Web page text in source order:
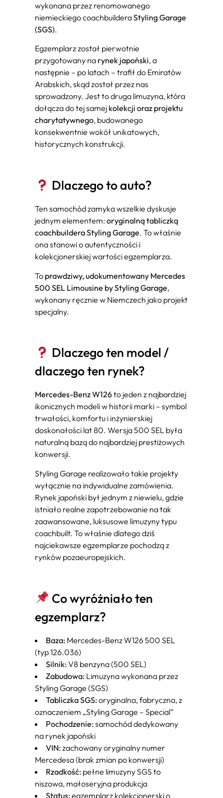
wykonana przez renomowanego
niemieckiego coachbuilderaStyling Garage
(SGS).
Egzemplarz został pierwotnie
przygotowany na rynek japoński, a
następnie – po latach – trafił do Emiratów
Arabskich, skąd został przez nas
sprowadzony. Jest to druga limuzyna, która
dołącza do tej samej kolekcji oraz projektu
charytatywnego, budowanego
konsekwentnie wokół unikatowych,
historycznych konstrukcji.
Dlaczego to auto?
Ten samochód zamyka wszelkie dyskusje
jednym elementem: oryginalną tabliczką
coachbuildera Styling Garage. To właśnie
ona stanowi o autentyczności i
kolekcjonerskiej wartości egzemplarza.
To prawdziwy, udokumentowany Mercedes
500 SEL Limousine by Styling Garage,
wykonany ręcznie w Niemczech jako projekt
specjalny.
Dlaczego ten model /
dlaczego ten rynek?
Mercedes-Benz W126to jeden z najbardziej
ikonicznych modeli w historii marki – symbol
trwałości, komfortu i inżynierskiej
doskonałości lat 80. Wersja 500 SEL była
naturalną bazą do najbardziej prestiżowych
konwersji.
Styling Garage realizowało takie projekty
wyłącznie na indywidualne zamówienia.
Rynek japoński był jednym z niewielu, gdzie
istniało realne zapotrzebowanie na tak
zaawansowane, luksusowe limuzyny typu
coachbuilt. To właśnie dlatego dziś
najciekawsze egzemplarze pochodzą z
rynków pozaeuropejskich.
Co wyróżniało ten
egzemplarz?
Baza: Mercedes-Benz W126 500 SEL
(typ 126.036)
Silnik:V8 benzyna (500 SEL)
Zabudowa: Limuzyna wykonana przez
Styling Garage (SGS)
Tabliczka SGS:oryginalna, fabryczna, z
oznaczeniem „Styling Garage – Special”
Pochodzenie:samochód dedykowany
na rynek japoński
VIN:zachowany oryginalny numer
Mercedesa (brak zmian po konwersji)
Rzadkość: pełne limuzyny SGS to
niszowa, małoseryjna produkcja
Status:egzemplarz kolekcjonerski o